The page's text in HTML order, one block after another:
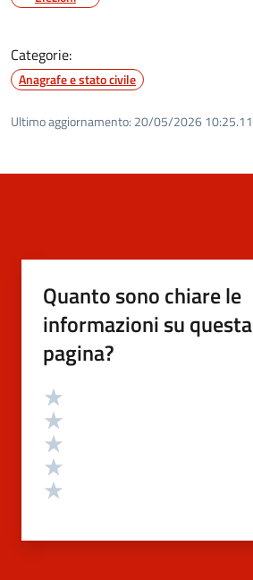
Categorie:
Anagrafe e stato civile
Ultimo aggiornamento: 20/05/2026 10:25.11
Quanto sono chiare le
informazioni su questa
pagina?
Valutazione